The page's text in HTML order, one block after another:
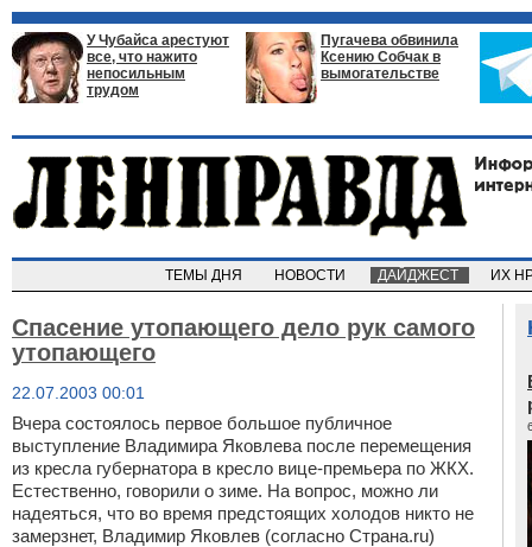
У Чубайса арестуют
все, что нажито
непосильным
трудом
Пугачева обвинила
Ксению Собчак в
вымогательстве
ТЕМЫ ДНЯ НОВОСТИ ДАЙДЖЕСТ ИХ
Спасение утопающего дело рук самого
утопающего
22.07.2003 00:01
Вчера состоялось первое большое публичное
выступление Владимира Яковлева после перемещения
из кресла губернатора в кресло вице-премьера по ЖКХ.
Естественно, говорили о зиме. На вопрос, можно ли
надеяться, что во время предстоящих холодов никто не
замерзнет, Владимир Яковлев (согласно Страна.ru)